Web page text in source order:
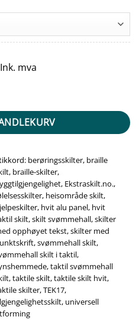
Ink. mva
Alu Panel antall
berøringsskilter, braille
, braille-skilter,
, Ekstraskilt.no.,
, heisområde skilt,
, hvit alu panel, hvit
skilt,skilt svømmehall,skilter
opphøyet tekst,skilter med
,svømmehall skilt,
skilt i taktil,
,taktil svømmehall
,taktile skilt,taktile skilt hvit,
skilter,TEK17,
, universell